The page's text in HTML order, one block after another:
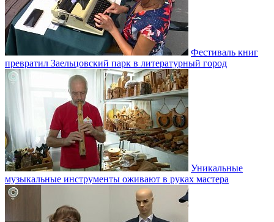
Фестиваль книг
превратил Заельцовский парк в литературный город
Уникальные
музыкальные инструменты оживают в руках мастера